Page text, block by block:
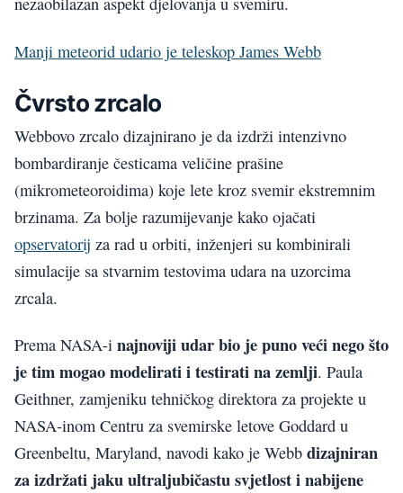
Manji meteorid udario je teleskop James Webb
Čvrsto zrcalo
Webbovo zrcalo dizajnirano je da izdrži intenzivno
bombardiranje česticama veličine prašine
(mikrometeoroidima) koje lete kroz svemir ekstremnim
brzinama. Za bolje razumijevanje kako ojačati
opservatorij za rad u orbiti, inženjeri su kombinirali
simulacije sa stvarnim testovima udara na uzorcima
zrcala.
Prema NASA-i najnoviji udar bio je puno veći nego što
je tim mogao modelirati i testirati na zemlji. Paula
Geithner, zamjeniku tehničkog direktora za projekte u
NASA-inom Centru za svemirske letove Goddard u
Greenbeltu, Maryland, navodi kako je Webb dizajniran
za izdržati jaku ultraljubičastu svjetlost i nabijene